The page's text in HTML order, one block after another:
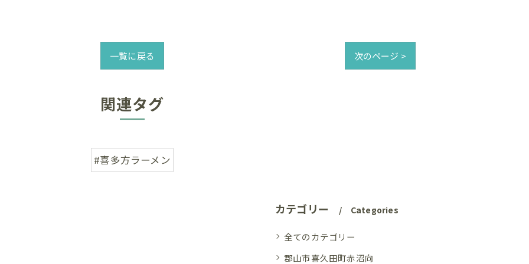
一覧に戻る 次のページ >
関連タグ
#喜多方ラーメン
カテゴリー Categories
全てのカテゴリー
郡山市喜久田町赤沼向